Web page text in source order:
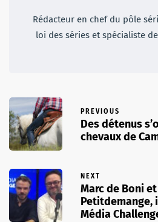
Rédacteur en chef du pôle
loi des séries et spécialiste
PREVIOUS
Des détenus
chevaux de
NEXT
Marc de Boni
Petitdemange,
Média